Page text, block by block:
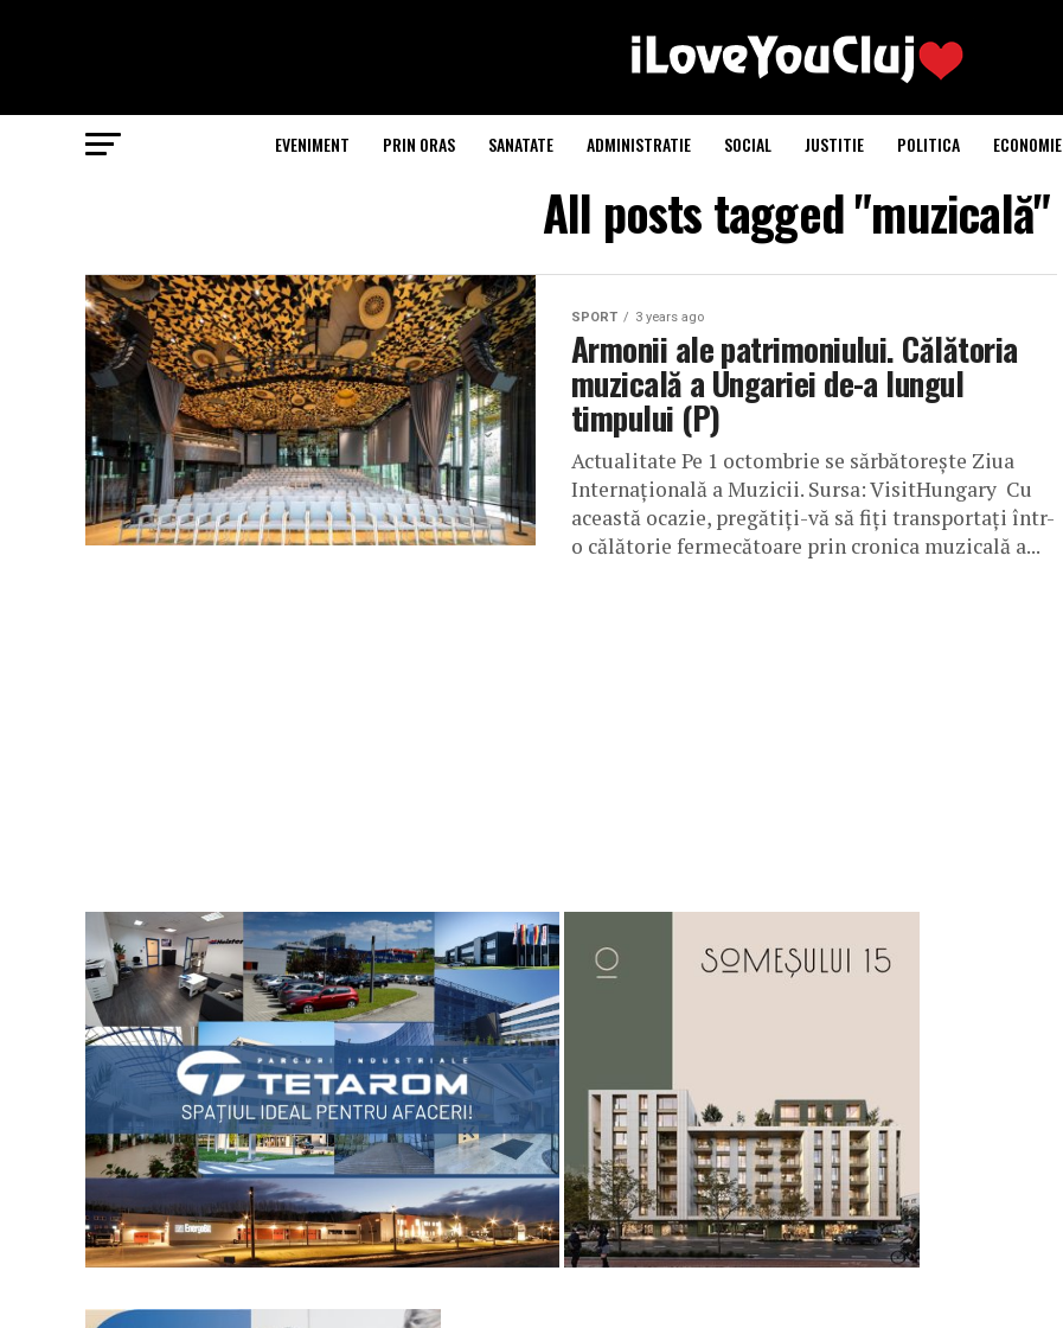
EVENIMENT PRIN ORAS SANATATE ADMINISTRATIE SOCIAL JUSTITIE POLITICA ECONOMIE
All posts tagged "muzicală"
SPORT 3 years ago
Armonii ale patrimoniului. Călătoria
muzicală a Ungariei de-a lungul
timpului (P)
Actualitate Pe 1 octombrie se sărbătorește Ziua
Internațională a Muzicii. Sursa: VisitHungary Cu
această ocazie, pregătiți-vă să fiți transportați într-
o călătorie fermecătoare prin cronica muzicală a...